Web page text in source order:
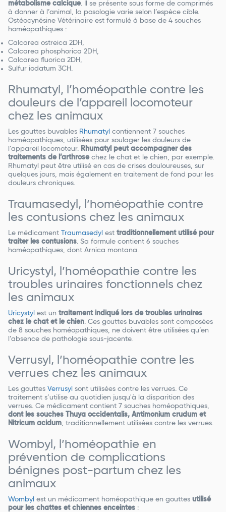
métabolisme calcique. Il se présente sous forme de comprimés
à donner à l’animal, la posologie varie selon l’espèce cible.
Ostéocynésine Vétérinaire est formulé à base de 4 souches
homéopathiques :
Calcarea ostreica 2DH,
Calcarea phosphorica 2DH,
Calcarea fluorica 2DH,
Sulfur iodatum 3CH.
Rhumatyl, l’homéopathie contre les
douleurs de l’appareil locomoteur
chez les animaux
Les gouttes buvables Rhumatyl contiennent 7 souches
homéopathiques, utilisées pour soulager les douleurs de
l’appareil locomoteur. Rhumatyl peut accompagner des
traitements de l’arthrosechez le chat et le chien, par exemple.
Rhumatyl peut être utilisé en cas de crises douloureuses, sur
quelques jours, mais également en traitement de fond pour les
douleurs chroniques.
Traumasedyl, l’homéopathie contre
les contusions chez les animaux
Le médicament Traumasedyl est traditionnellement utilisé pour
traiter les contusions. Sa formule contient 6 souches
homéopathiques, dont Arnica montana.
Uricystyl, l’homéopathie contre les
troubles urinaires fonctionnels chez
les animaux
Uricystyl est un traitement indiqué lors de troubles urinaires
chez le chat et le chien. Ces gouttes buvables sont composées
de 8 souches homéopathiques, ne doivent être utilisées qu’en
l’absence de pathologie sous-jacente.
Verrusyl, l’homéopathie contre les
verrues chez les animaux
Les gouttes Verrusyl sont utilisées contre les verrues. Ce
traitement s’utilise au quotidien jusqu'à la disparition des
verrues. Ce médicament contient 7 souches homéopathiques,
dont les souches Thuya occidentalis, Antimonium crudum et
Nitricum acidum, traditionnellement utilisées contre les verrues.
Wombyl, l’homéopathie en
prévention de complications
bénignes post-partum chez les
animaux
Wombyl est un médicament homéopathique en gouttes utilisé
pour les chattes et chiennes enceintes :